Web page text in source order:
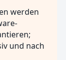
werden
und nach